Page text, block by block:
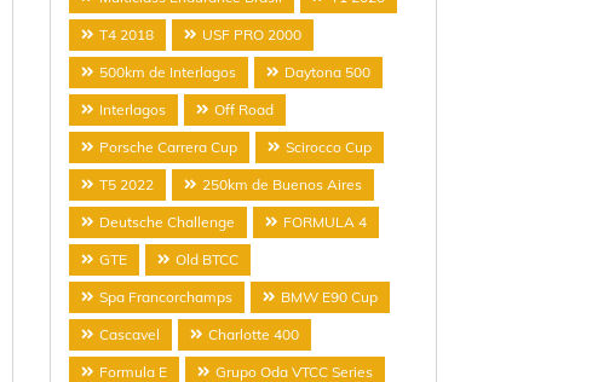
T4 2018 USF PRO 2000
500km de Interlagos Daytona 500
Interlagos Off Road
Porsche Carrera Cup Scirocco Cup
T5 2022 250km de Buenos Aires
Deutsche Challenge FORMULA 4
GTE Old BTCC
Spa Francorchamps BMW E90 Cup
Cascavel Charlotte 400
Formula E Grupo Oda VTCC Series